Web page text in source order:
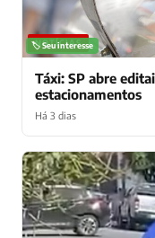
NOTÍCIAS
🏷️ Seu interesse
Táxi: SP abre
estacionamentos
Há 3 dias